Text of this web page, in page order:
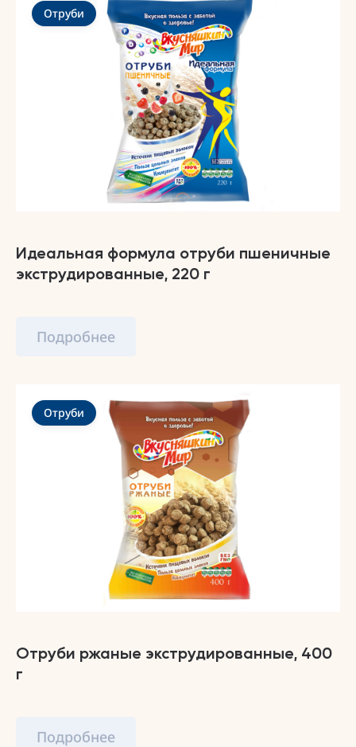
Отруби
Идеальная формула отруби пшеничные
экструдированные, 220 г
Подробнее
Отруби
Отруби ржаные экструдированные, 400
г
Подробнее